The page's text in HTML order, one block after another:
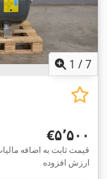
1 /7
‎€۵٬۵۰۰
ارزش افزوده